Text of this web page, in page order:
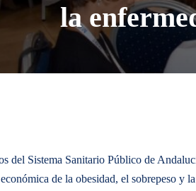
la
del Sistema Sanitario Público de
de la obesidad, el sobrepeso y